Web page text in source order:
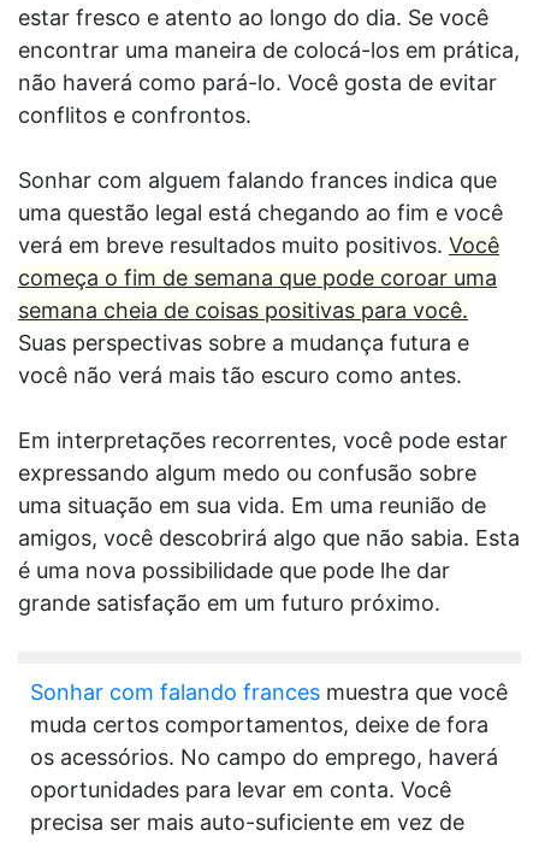
estar fresco e atento ao longo do dia. Se você
encontrar uma maneira de colocá-los em prática,
não haverá como pará-lo. Você gosta de evitar
conflitos e confrontos.
Sonhar com alguem falando frances indica que
uma questão legal está chegando ao fim e você
verá em breve resultados muito positivos. Você
começa o fim de semana que pode coroar uma
semana cheia de coisas positivas para você.
Suas perspectivas sobre a mudança futura e
você não verá mais tão escuro como antes.
Em interpretações recorrentes, você pode estar
expressando algum medo ou confusão sobre
uma situação em sua vida. Em uma reunião de
amigos, você descobrirá algo que não sabia. Esta
é uma nova possibilidade que pode lhe dar
grande satisfação em um futuro próximo.
Sonhar com falando frances muestra que você
muda certos comportamentos, deixe de fora
os acessórios. No campo do emprego, haverá
oportunidades para levar em conta. Você
precisa ser mais auto-suficiente em vez de